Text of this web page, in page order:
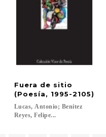
Fuera de sitio
(Poesía, 1995-2105)
Lucas, Antonio; Benítez
Reyes, Felipe...